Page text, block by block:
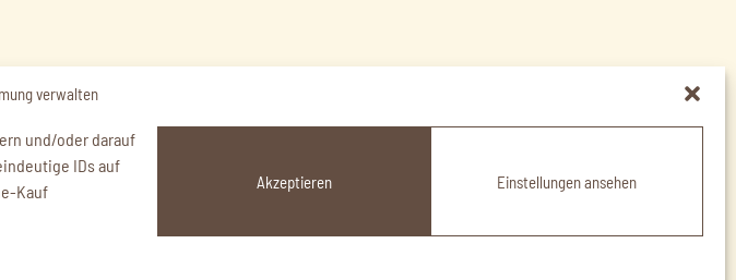
verwalten
und/oder darauf
IDs auf
Kauf
Akzeptieren Einstellungen ansehen